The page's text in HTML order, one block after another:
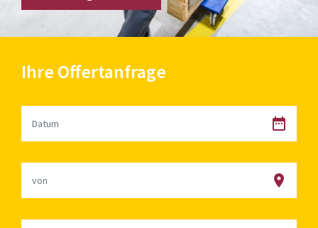
Ihre Offertanfrage

